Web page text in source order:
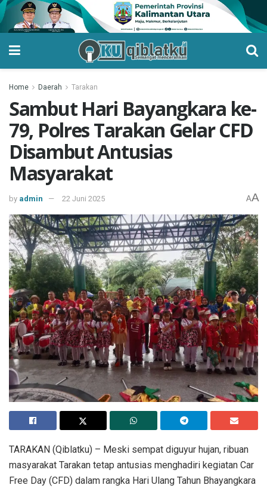
Home Daerah Tarakan
Sambut Hari Bayangkara ke-
79, Polres Tarakan Gelar CFD
Disambut Antusias
Masyarakat
by admin 22 Juni 2025 AA
TARAKAN (Qiblatku) – Meski sempat diguyur hujan, ribuan
masyarakat Tarakan tetap antusias menghadiri kegiatan Car
Free Day (CFD) dalam rangka Hari Ulang Tahun Bhayangkara